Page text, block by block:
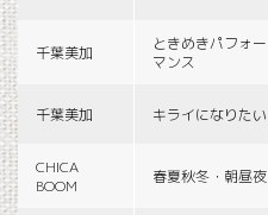
千葉美加
ときめきパフォー
マンス
千葉美加 キライになりたい
CHICA
BOOM
春夏秋冬・朝昼夜